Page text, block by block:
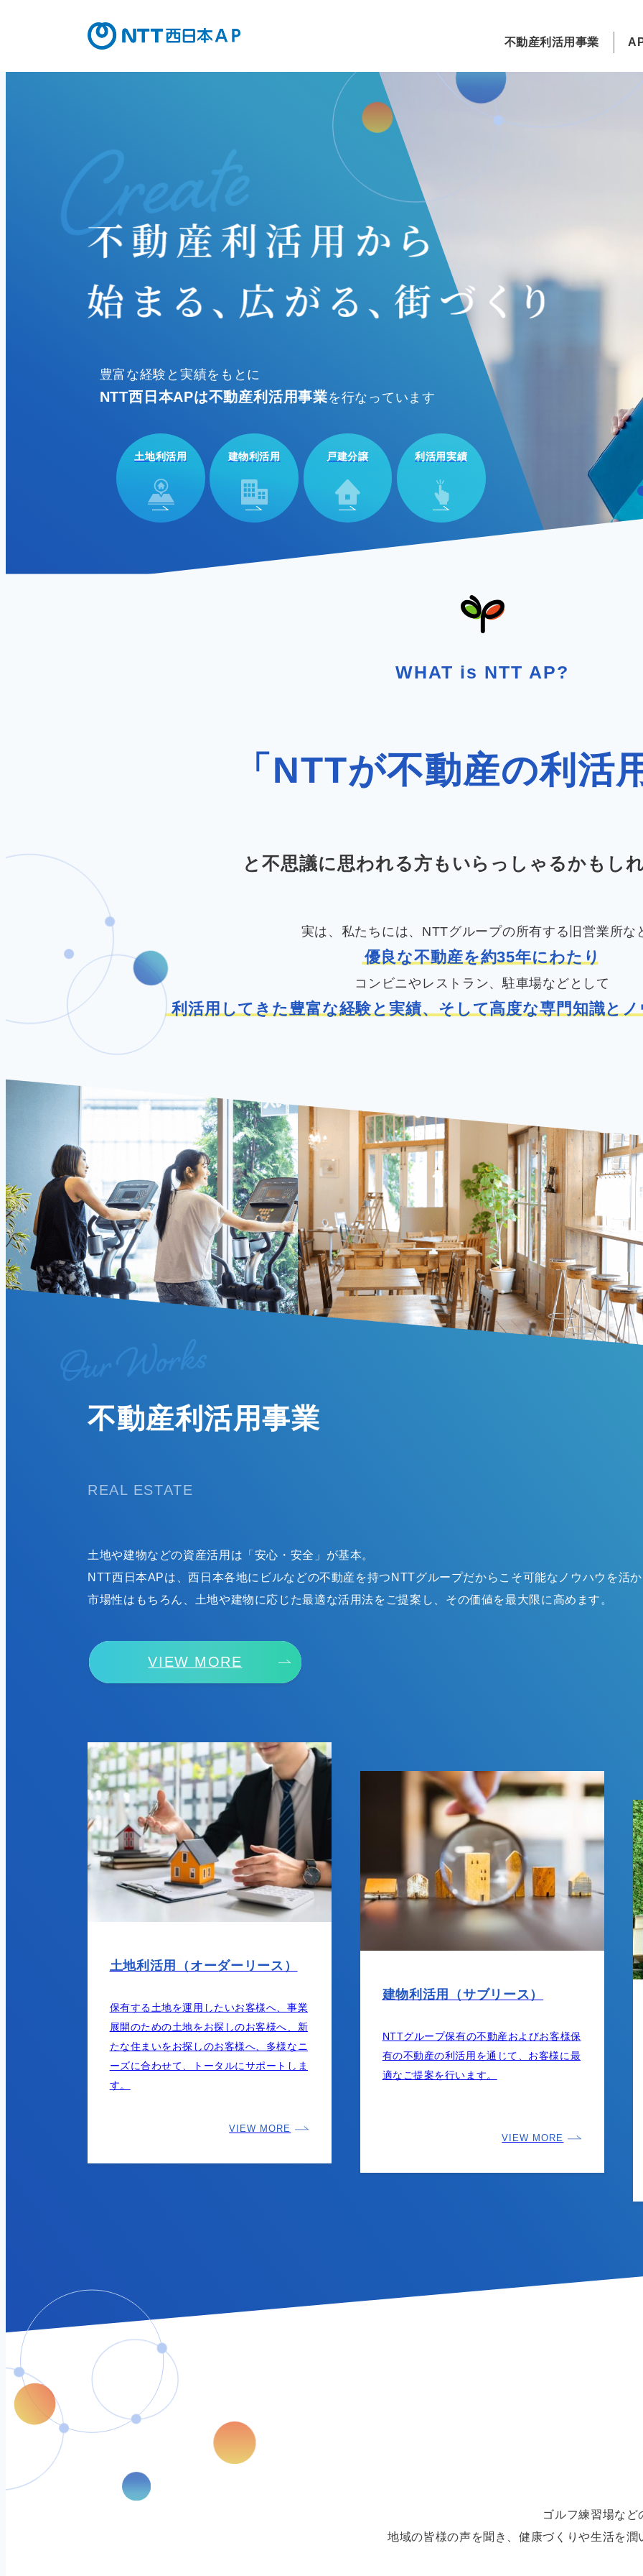
不動産利活用事業
不動産利活用事業TOP
APのサービスTOP
企業情報TOP
豊富な経験と実績をもとに
NTT西日本APは不動産利活用事業を行なっています
土地利活用 建物利活用 戸建分譲 利活用実績
WHAT is NTT AP?
「NTTが不動産の利活
と不思議に思われる方もいらっしゃるかもし
実は、私たちには、 NTTグループの所有する旧営業所な
優良な不動産を約35年にわたり
コンビニやレストラン、駐車場などとして
利活用してきた豊富な経験と実績、そして高度な専門知識と
不動産利活用事業
REAL ESTATE
土地や建物などの資産活用は「安心・安全」が基本。
NTT西日本APは、西日本各地にビルなどの不動産を持つNTTグループだからこそ可能なノウハウを活
市場性はもちろん、土地や建物に応じた最適な活用法をご提案し、その価値を最大限に高めます。
VIEW MORE
土地利活用（オーダーリース）
保有する土地を運用したいお客様へ、事業
展開のための土地をお探しのお客様へ、新
たな住まいをお探しのお客様へ、多様なニ
ーズに合わせて、トータルにサポートしま
す。
VIEW MORE
建物利活用（サブリース）
NTTグループ保有の不動産およびお客様保
有の不動産の利活用を通じて、お客様に最
適なご提案を行います。
VIEW MORE
ゴルフ練習場な
地域の皆様の声を聞き、健康づくりや生活を